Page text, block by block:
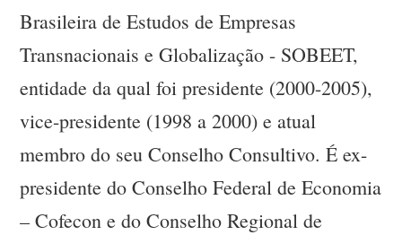
Brasileira de Estudos de Empresas
Transnacionais e Globalização - SOBEET,
entidade da qual foi presidente (2000-2005),
vice-presidente (1998 a 2000) e atual
membro do seu Conselho Consultivo. É ex-
presidente do Conselho Federal de Economia
– Cofecon e do Conselho Regional de